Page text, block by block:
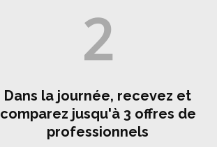
2
Dans la journée, recevez et
comparez jusqu'à 3 offres de
professionnels